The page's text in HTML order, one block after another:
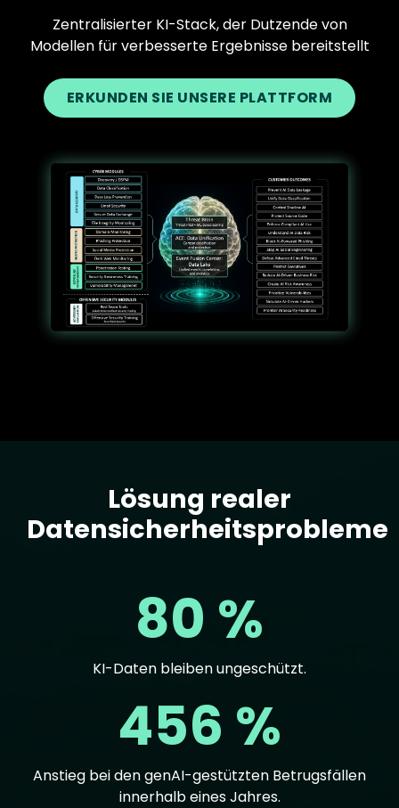
Zentralisierter KI-Stack, der Dutzende von
Modellen für verbesserte Ergebnisse bereitstellt
ERKUNDEN SIE UNSERE PLATTFORM
Lösung realer
Datensicherheitsprobleme
80 %
KI-Daten bleiben ungeschützt.
456 %
Anstieg bei den genAI-gestützten Betrugsfällen
innerhalb eines Jahres.